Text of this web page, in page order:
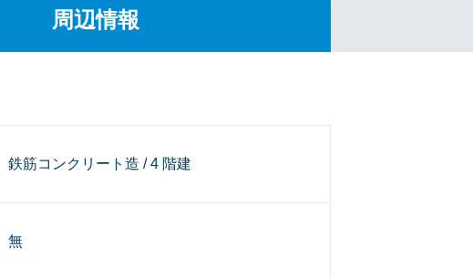
周辺情報
鉄筋コンクリート造 / 4 階建
無